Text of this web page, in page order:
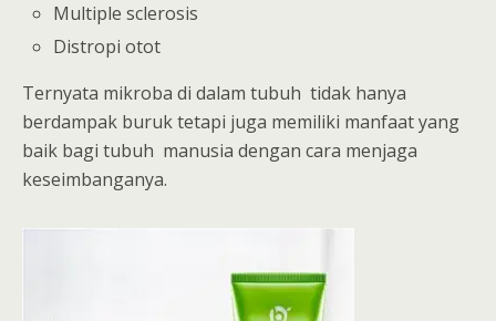
Multiple sclerosis
Distropi otot
Ternyata mikroba di dalam tubuh tidak hanya
berdampak buruk tetapi juga memiliki manfaat yang
baik bagi tubuh manusia dengan cara menjaga
keseimbanganya.